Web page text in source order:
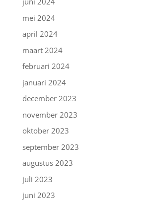
mei 2024
april 2024
maart 2024
februari 2024
januari 2024
december 2023
november 2023
oktober 2023
september 2023
augustus 2023
juli 2023
juni 2023